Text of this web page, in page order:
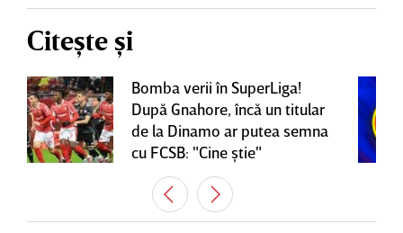
Citește și
Bomba verii în SuperLiga!
După Gnahore, încă un titular
de la Dinamo ar putea semna
cu FCSB: "Cine ştie"